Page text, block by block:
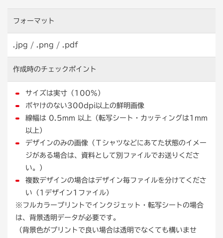
方法② 画像を配置したあとに埋め込む場合
[ウィンドウ] → [リンク] → [リンクオプション] → [画像
画像の再サンプルにチェックが入っている場合、ピクセル数
が増えるだけで、画像のサイズや密度が変更されたことには
なりません。ご注意ください。
[レイヤー] → [ラスタライズ] → [テキスト] を選択しま
す。
フォーマット
.jpg / .png / .pdf
作成時のチェックポイント
サイズは実寸（100%）
ボヤけのない300dpi以上の鮮明画像
線幅は 0.5mm 以上（転写シート・カッティングは1mm
以上）
デザインのみの画像（Ｔシャツなどにあてた状態のイメー
ジがある場合は、資料として別ファイルでお送りくださ
い。）
複数デザインの場合はデザイン毎ファイルを分けてくださ
い（1デザイン1ファイル）
※フルカラープリントでインクジェット・転写シートの場合
は、背景透明データが必要です。
（背景色がプリントで良い場合は透明でなくても構いませ